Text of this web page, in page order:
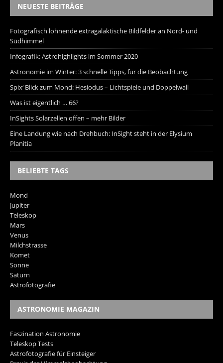
NEUESTE BEITRÄGE
Fotografisch lohnende extragalaktische Bildfelder an Nord- und
Südhimmel
Infografik: Astrohighlights im Sommer 2020
Astronomie im Winter: 3 schnelle Tipps, für die Beobachtung
Spix‘ Blick zum Mond: Hesiodus – Lichtspiele und Doppelwall
Was ist eigentlich … 66?
InSights Solarzellen offen – mehr Bilder
Eine Landung wie nach Drehbuch: InSight steht in der Elysium
Planitia
BELIEBTE TAGS
Mond
Jupiter
Teleskop
Mars
Venus
Milchstrasse
Komet
Sonne
Saturn
Astrofotografie
ASTRONOMIE MAGAZIN
Faszination Astronomie
Teleskop Tests
Astrofotografie für Einsteiger